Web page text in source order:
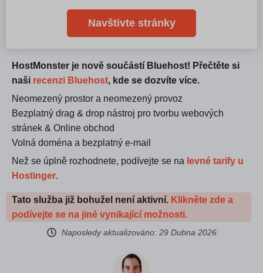
HostMonster je nově součástí Bluehost! Přečtěte si
naši recenzi Bluehost, kde se dozvíte více.
Neomezený prostor a neomezený provoz
Bezplatný drag & drop nástroj pro tvorbu webových
stránek & Online obchod
Volná doména a bezplatný e-mail
Než se úplně rozhodnete, podívejte se na levné tarify u
Hostinger.
Tato služba již bohužel není aktivní. Klikněte zde a
podívejte se na jiné vynikající možnosti.
Naposledy aktualizováno: 29 Dubna 2026
Navštivte stránky